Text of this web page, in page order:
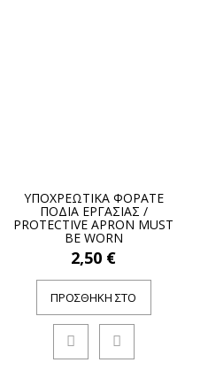
ΥΠΟΧΡΕΩΤΙΚΑ ΦΟΡΑΤΕ
ΠΟΔΙΑ ΕΡΓΑΣΙΑΣ /
PROTECTIVE APRON MUST
BE WORN
2,50 €
ΠΡΟΣΘΉΚΗ ΣΤΟ